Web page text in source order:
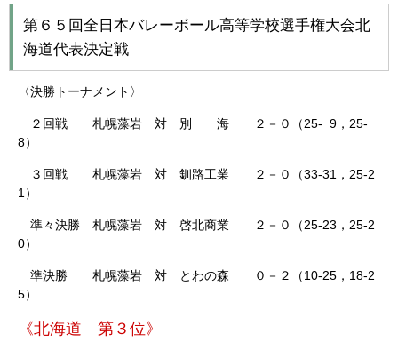
第６５回全日本バレーボール高等学校選手権大会北
海道代表決定戦
〈決勝トーナメント〉
２回戦 札幌藻岩 対 別 海 ２－０（25- 9，25-
8）
３回戦 札幌藻岩 対 釧路工業 ２－０（33-31，25-2
1）
準々決勝 札幌藻岩 対 啓北商業 ２－０（25-23，25-2
0）
準決勝 札幌藻岩 対 とわの森 ０－２（10-25，18-2
5）
《北海道 第３位》